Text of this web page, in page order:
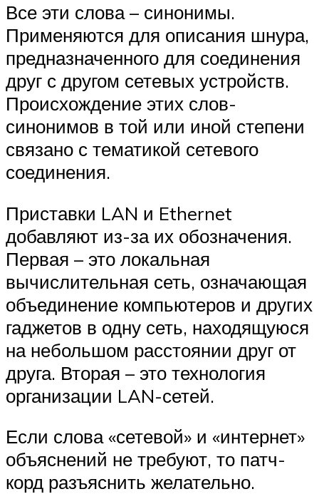
Все эти слова – синонимы.
Применяются для описания шнура,
предназначенного для соединения
друг с другом сетевых устройств.
Происхождение этих слов-
синонимов в той или иной степени
связано с тематикой сетевого
соединения.
Приставки LAN и Ethernet
добавляют из-за их обозначения.
Первая – это локальная
вычислительная сеть, означающая
объединение компьютеров и других
гаджетов в одну сеть, находящуюся
на небольшом расстоянии друг от
друга. Вторая – это технология
организации LAN-сетей.
Если слова «сетевой» и «интернет»
объяснений не требуют, то патч-
корд разъяснить желательно.